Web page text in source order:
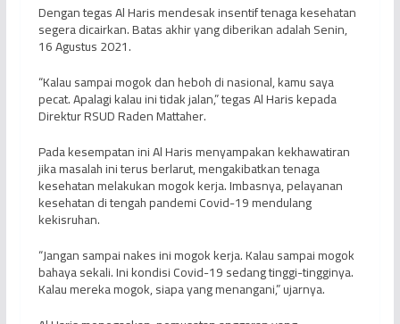
Dengan tegas Al Haris mendesak insentif tenaga kesehatan
segera dicairkan. Batas akhir yang diberikan adalah Senin,
16 Agustus 2021.
“Kalau sampai mogok dan heboh di nasional, kamu saya
pecat. Apalagi kalau ini tidak jalan,” tegas Al Haris kepada
Direktur RSUD Raden Mattaher.
Pada kesempatan ini Al Haris menyampakan kekhawatiran
jika masalah ini terus berlarut, mengakibatkan tenaga
kesehatan melakukan mogok kerja. Imbasnya, pelayanan
kesehatan di tengah pandemi Covid-19 mendulang
kekisruhan.
“Jangan sampai nakes ini mogok kerja. Kalau sampai mogok
bahaya sekali. Ini kondisi Covid-19 sedang tinggi-tingginya.
Kalau mereka mogok, siapa yang menangani,” ujarnya.